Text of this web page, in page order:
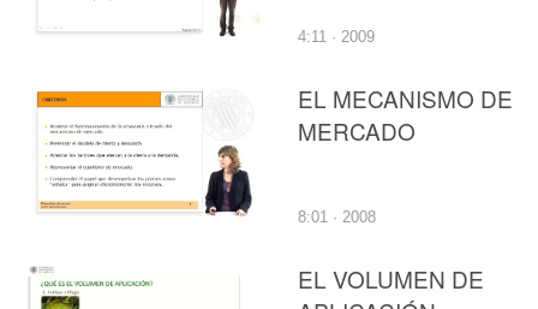
4:11 · 2009
EL MECANISMO DE
MERCADO
8:01 · 2008
EL VOLUMEN DE